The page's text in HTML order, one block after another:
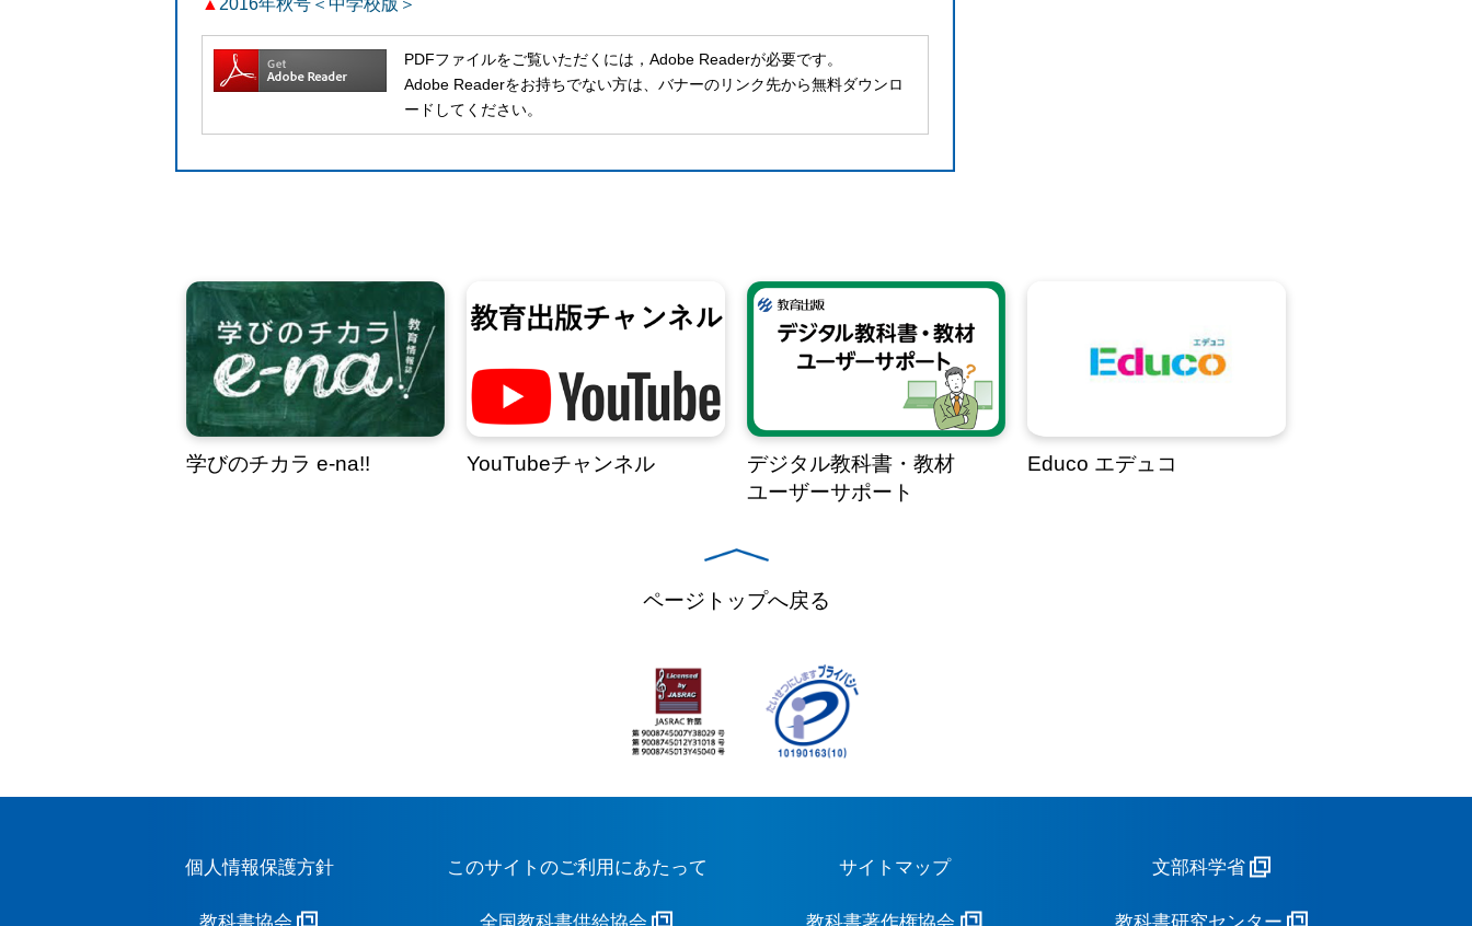
▲ 2016年秋号＜中学校版＞
PDFファイルをご覧いただくには，Adobe Readerが必要です。
Adobe Readerをお持ちでない方は、バナーのリンク先から無料ダウンロ
ードしてください。
学びのチカラ e-na!! YouTubeチャンネル
デジタル教科書・教材
ユーザーサポート
Educo エデュコ
ページトップへ戻る
個人情報保護方針 このサイトのご利用にあたって サイトマップ 文部科学省